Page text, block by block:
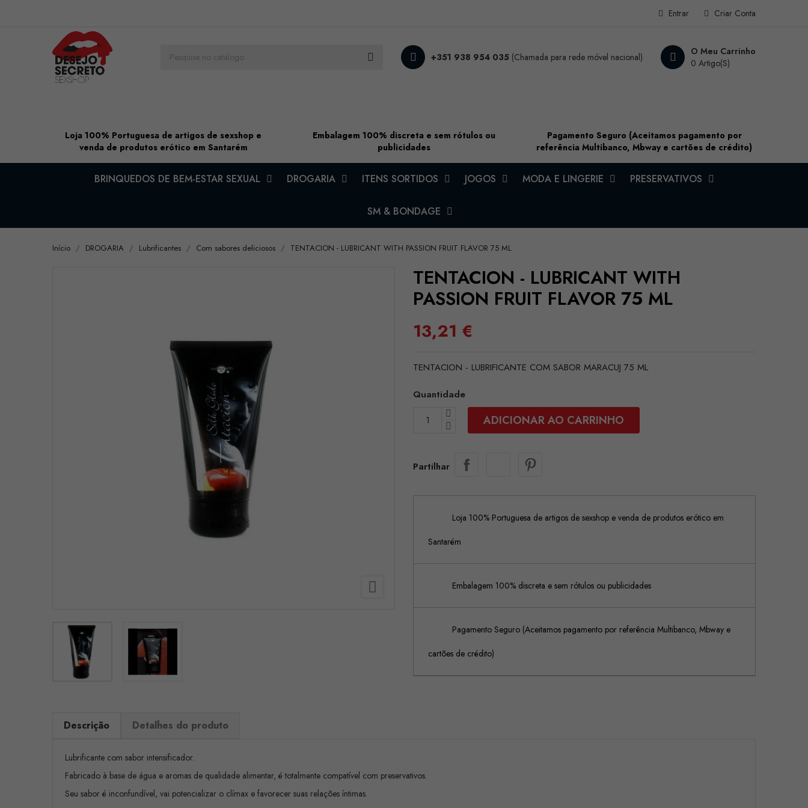
Criar Conta
Entrar
O Meu Carrinho
0 Artigo(s)
+351 938 954 035 (Chamada para rede móvel nacional)
Loja 100% Portuguesa de artigos de sexshop e
venda de produtos erótico em Santarém
Embalagem 100% discreta e sem rótulos ou
publicidades
Pagamento Seguro (Aceitamos pagamento por
referência Multibanco, Mbway e cartões de crédito)
BRINQUEDOS DE BEM-ESTAR SEXUAL DROGARIA ITENS SORTIDOS JOGOS MODA E LINGERIE PRESERVATIVOS
SM & BONDAGE
Início DROGARIA Lubrificantes Com sabores deliciosos TENTACION - LUBRICANT WITH PASSION FRUIT FLAVOR 75 ML

TENTACION - LUBRICANT WITH
PASSION FRUIT FLAVOR 75 ML
13,21 €
TENTACION - LUBRIFICANTE COM SABOR MARACUJ 75 ML
Quantidade
ADICIONAR AO CARRINHO
Partilhar
Loja 100% Portuguesa de artigos de sexshop e venda de produtos erótico em
Santarém
Embalagem 100% discreta e sem rótulos ou publicidades
Pagamento Seguro (Aceitamos pagamento por referência Multibanco, Mbway e
cartões de crédito)
Descrição Detalhes do produto
Lubrificante com sabor intensificador.
Fabricado à base de água e aromas de qualidade alimentar, é totalmente compatível com preservativos.
Seu sabor é inconfundível, vai potencializar o clímax e favorecer suas relações íntimas.